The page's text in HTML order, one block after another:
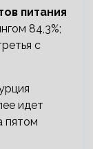
питания
84,3%;
с
идет
пятом